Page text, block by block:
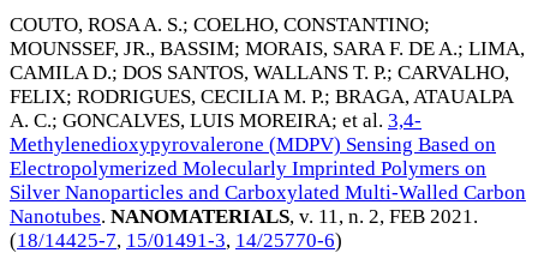
COUTO, ROSA A. S.; COELHO, CONSTANTINO;
MOUNSSEF, JR., BASSIM; MORAIS, SARA F. DE A.; LIMA,
CAMILA D.; DOS SANTOS, WALLANS T. P.; CARVALHO,
FELIX; RODRIGUES, CECILIA M. P.; BRAGA, ATAUALPA
A. C.; GONCALVES, LUIS MOREIRA; et al. 3,4-
Methylenedioxypyrovalerone (MDPV) Sensing Based on
Electropolymerized Molecularly Imprinted Polymers on
Silver Nanoparticles and Carboxylated Multi-Walled Carbon
Nanotubes. NANOMATERIALS, v. 11, n. 2, FEB 2021 .
(18/14425-7, 15/01491-3, 14/25770-6)